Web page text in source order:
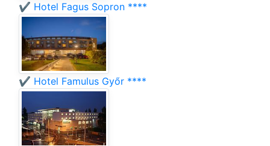
✔️ Hotel Fagus Sopron ****
✔️ Hotel Famulus Győr ****